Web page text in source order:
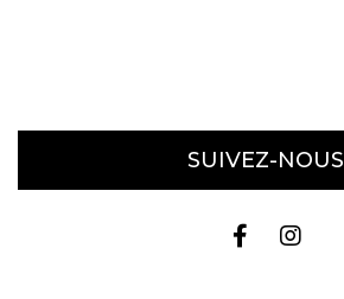
SUIVEZ-NOUS